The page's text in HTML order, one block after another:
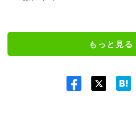
もっと見る